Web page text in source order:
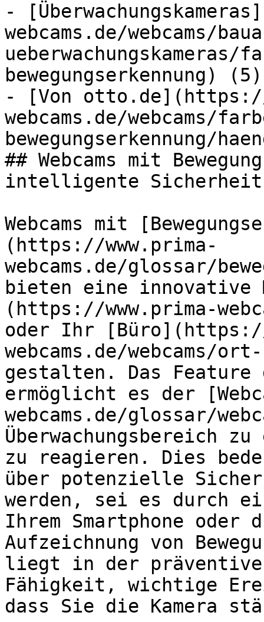
-
webcams.de/webcams/
bewegungserkennung) (5)
- [Von otto.de](https://
webcams.de/webcams/
bewegungserkennung/
## Webcams mit
intelligente
Webcams mit
(https://www.prima-
webcams.de/glossar/
bieten eine
(https://www.prima-
oder Ihr [Büro](https://
webcams.de/webcams/
gestalten. Das Feature
ermöglicht es der
webcams.de/glossar/
Überwachungsbereich
zu reagieren. Dies
über potenzielle
werden, sei es durch
Ihrem Smartphone oder
Aufzeichnung von
liegt in der
Fähigkeit, wichtige
dass Sie die Kamera